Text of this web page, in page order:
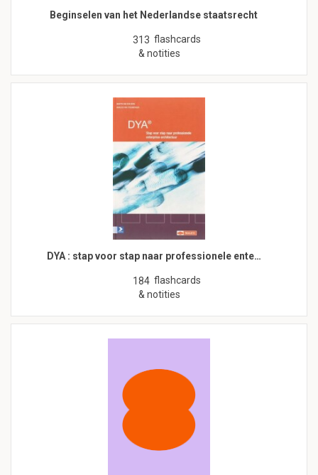
Beginselen van het Nederlandse staatsrecht
313 flashcards
& notities
DYA : stap voor stap naar professionele ente…
184 flashcards
& notities